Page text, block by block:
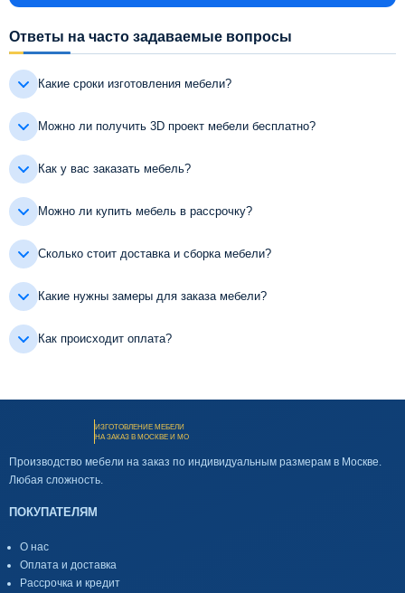
Ответы на часто задаваемые вопросы
Какие сроки изготовления мебели?
Можно ли получить 3D проект мебели бесплатно?
Как у вас заказать мебель?
Можно ли купить мебель в рассрочку?
Сколько стоит доставка и сборка мебели?
Какие нужны замеры для заказа мебели?
Как происходит оплата?
ИЗГОТОВЛЕНИЕ МЕБЕЛИ
НА ЗАКАЗ В МОСКВЕ И МО
Производство мебели на заказ по индивидуальным размерам в Москве.
Любая сложность.
ПОКУПАТЕЛЯМ
О нас
Оплата и доставка
Рассрочка и кредит